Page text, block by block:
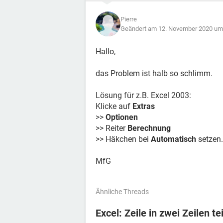
Pierre
Geändert am 12. November 2020
Hallo,
das Problem ist halb so schlimm.
Lösung für z.B. Excel 2003:
Klicke auf Extras
>> Optionen
>> Reiter Berechnung
>> Häkchen bei Automatisch setzen.
MfG
Ähnliche Threads
Excel: Zeile in zwei Zeilen